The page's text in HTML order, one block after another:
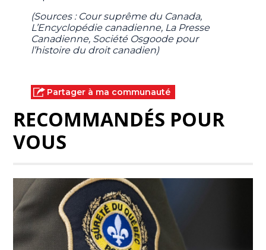
(Sources : Cour suprême du Canada,
L’Encyclopédie canadienne, La Presse
Canadienne, Société Osgoode pour
l’histoire du droit canadien)
Partager à ma communauté
RECOMMANDÉS POUR
VOUS